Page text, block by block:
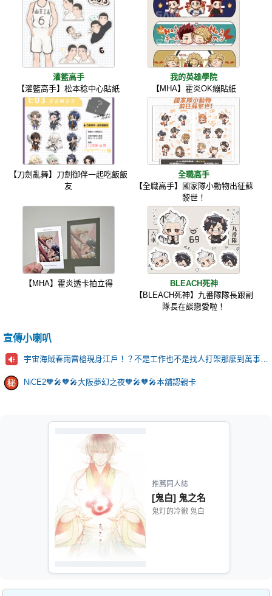
灌籃高手
【灌籃高手】松本稔中心貼紙
我的英雄學院
【MHA】霍炎OK繃貼紙
【刀劍亂舞】刀劍御伴一起吃飯飯
友
全職高手
【全職高手】國家隊小動物出征蘇
黎世！
【MHA】霍炎透卡拍立得
BLEACH死神
【BLEACH死神】九番隊隊長跟副
隊長在談戀愛啦！
宣傳小喇叭
宇宙海賊春雨雷槍現身江戶！？不是工作也不是找人打架那麼到萬事屋的目的究竟是…？
NiCE2🧡🎤🧡🎤大阪夢幻之夜🧡🎤🧡🎤本舖認親卡
推薦同人誌
[鬼白] 鬼之名
鬼灯的冷徹 鬼白